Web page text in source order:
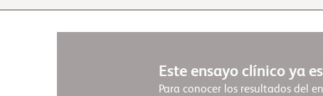
Fibrosis
Este ensayo clínico ya
Para conocer los resultados del